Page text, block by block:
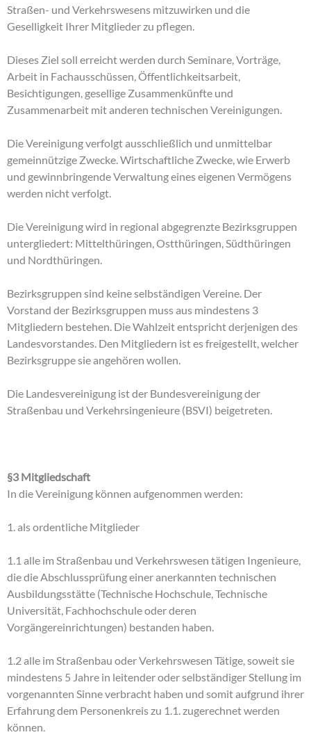
Straßen- und Verkehrswesens mitzuwirken und die
Geselligkeit Ihrer Mitglieder zu pflegen.
Dieses Ziel soll erreicht werden durch Seminare, Vorträge,
Arbeit in Fachausschüssen, Öffentlichkeitsarbeit,
Besichtigungen, gesellige Zusammenkünfte und
Zusammenarbeit mit anderen technischen Vereinigungen.
Die Vereinigung verfolgt ausschließlich und unmittelbar
gemeinnützige Zwecke. Wirtschaftliche Zwecke, wie Erwerb
und gewinnbringende Verwaltung eines eigenen Vermögens
werden nicht verfolgt.
Die Vereinigung wird in regional abgegrenzte Bezirksgruppen
untergliedert: Mittelthüringen, Ostthüringen, Südthüringen
und Nordthüringen.
Bezirksgruppen sind keine selbständigen Vereine. Der
Vorstand der Bezirksgruppen muss aus mindestens 3
Mitgliedern bestehen. Die Wahlzeit entspricht derjenigen des
Landesvorstandes. Den Mitgliedern ist es freigestellt, welcher
Bezirksgruppe sie angehören wollen.
Die Landesvereinigung ist der Bundesvereinigung der
Straßenbau und Verkehrsingenieure (BSVI) beigetreten.
§3 Mitgliedschaft
In die Vereinigung können aufgenommen werden:
1. als ordentliche Mitglieder
1.1 alle im Straßenbau und Verkehrswesen tätigen Ingenieure,
die die Abschlussprüfung einer anerkannten technischen
Ausbildungsstätte (Technische Hochschule, Technische
Universität, Fachhochschule oder deren
Vorgängereinrichtungen) bestanden haben.
1.2 alle im Straßenbau oder Verkehrswesen Tätige, soweit sie
mindestens 5 Jahre in leitender oder selbständiger Stellung im
vorgenannten Sinne verbracht haben und somit aufgrund ihrer
Erfahrung dem Personenkreis zu 1.1. zugerechnet werden
können.